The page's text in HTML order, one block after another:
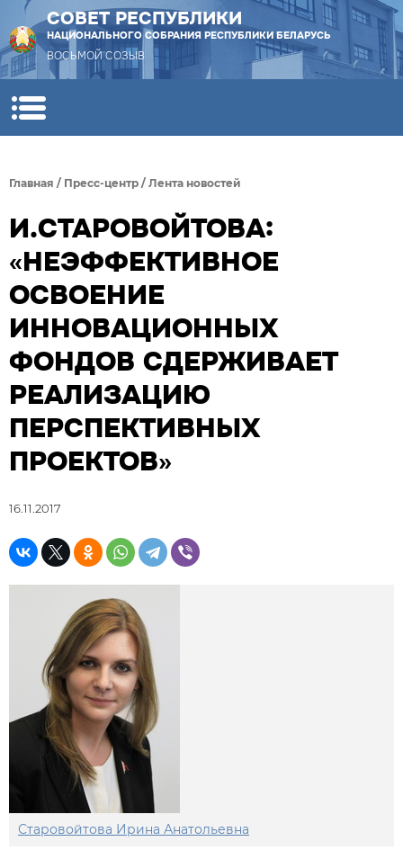
СОВЕТ РЕСПУБЛИКИ
НАЦИОНАЛЬНОГО СОБРАНИЯ РЕСПУБЛИКИ БЕЛАРУСЬ
ВОСЬМОЙ СОЗЫВ
Главная / Пресс-центр / Лента новостей
И.СТАРОВОЙТОВА:
«НЕЭФФЕКТИВНОЕ
ОСВОЕНИЕ
ИННОВАЦИОННЫХ
ФОНДОВ СДЕРЖИВАЕТ
РЕАЛИЗАЦИЮ
ПЕРСПЕКТИВНЫХ
ПРОЕКТОВ»
16.11.2017
Старовойтова Ирина Анатольевна